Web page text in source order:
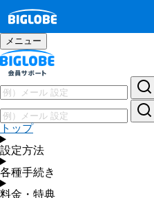
メニュー
トップ
設定方法
各種手続き
料金・特典